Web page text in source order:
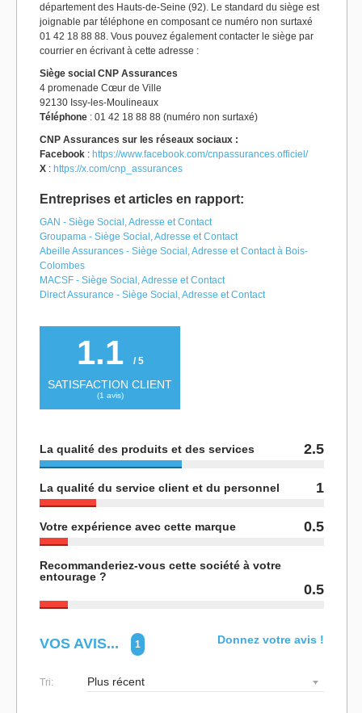
département des Hauts-de-Seine (92). Le standard du siège est
joignable par téléphone en composant ce numéro non surtaxé
01 42 18 88 88. Vous pouvez également contacter le siège par
courrier en écrivant à cette adresse :
Siège social CNP Assurances
4 promenade Cœur de Ville
92130 Issy-les-Moulineaux
Téléphone : 01 42 18 88 88 (numéro non surtaxé)
CNP Assurances sur les réseaux sociaux :
Facebook : https://www.facebook.com/cnpassurances.officiel/
X : https://x.com/cnp_assurances
Entreprises et articles en rapport:
GAN - Siège Social, Adresse et Contact
Groupama - Siège Social, Adresse et Contact
Abeille Assurances - Siège Social, Adresse et Contact à Bois-
Colombes
MACSF - Siège Social, Adresse et Contact
Direct Assurance - Siège Social, Adresse et Contact
1.1 / 5
SATISFACTION CLIENT
(1 avis)
La qualité des produits et des services 2.5
La qualité du service client et du personnel 1
Votre expérience avec cette marque 0.5
Recommanderiez-vous cette société à votre
entourage ?
0.5
VOS AVIS... 1 Donnez votre avis !
Tri: